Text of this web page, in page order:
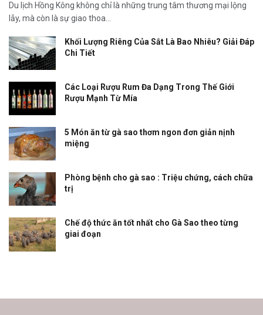
Du lịch Hồng Kông không chỉ là những trung tâm thương mại lộng
lẫy, mà còn là sự giao thoa...
Khối Lượng Riêng Của Sắt Là Bao Nhiêu? Giải Đáp
Chi Tiết
Các Loại Rượu Rum Đa Dạng Trong Thế Giới
Rượu Mạnh Từ Mía
5 Món ăn từ gà sao thơm ngon đơn giản nịnh
miệng
Phòng bệnh cho gà sao : Triệu chứng, cách chữa
trị
Chế độ thức ăn tốt nhất cho Gà Sao theo từng
giai đoạn